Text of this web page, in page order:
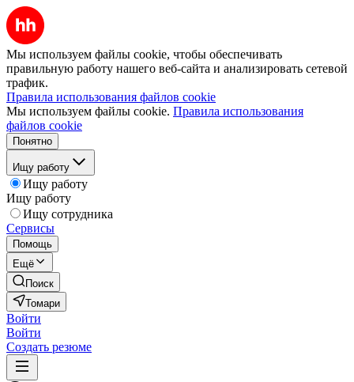
Мы используем файлы cookie, чтобы обеспечивать
правильную работу нашего веб-сайта и анализировать сетевой
трафик.
Правила использования файлов cookie
Мы используем файлы cookie. Правила использования
файлов cookie
Понятно
Ищу работу
Ищу работу
Ищу работу
Ищу сотрудника
Сервисы
Помощь
Ещё
Поиск
Томари
Войти
Войти
Создать резюме